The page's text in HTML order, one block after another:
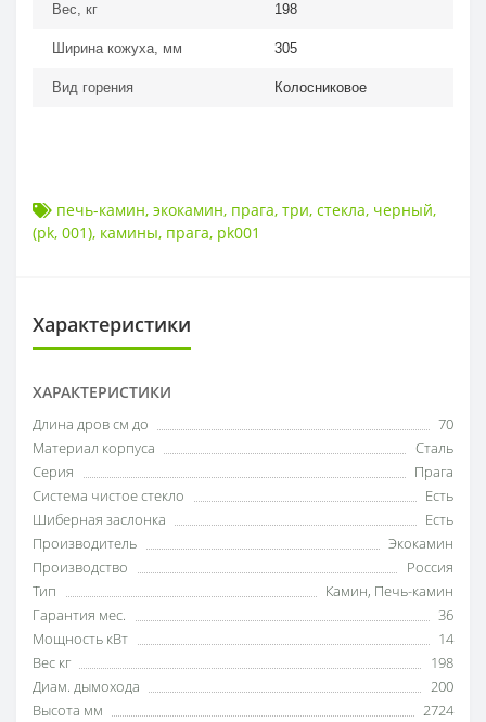
Вес, кг 198
Ширина кожуха, мм 305
Вид горения Колосниковое
печь-камин, экокамин, прага, три, стекла, черный,
(pk, 001), камины, прага, pk001
Характеристики
ХАРАКТЕРИСТИКИ
Длина дров см до
70
Материал корпуса
Сталь
Серия
Прага
Система чистое стекло
Есть
Шиберная заслонка
Есть
Производитель
Экокамин
Производство
Россия
Тип
Камин, Печь-камин
Гарантия мес.
36
Мощность кВт
14
Вес кг
198
Диам. дымохода
200
Высота мм
2724